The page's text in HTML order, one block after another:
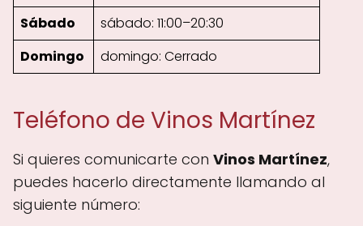
Sábado
sábado: 11:00–20:30
Domingo
domingo: Cerrado
Teléfono de Vinos Martínez
Si quieres comunicarte con Vinos Martínez,
puedes hacerlo directamente llamando al
siguiente número: